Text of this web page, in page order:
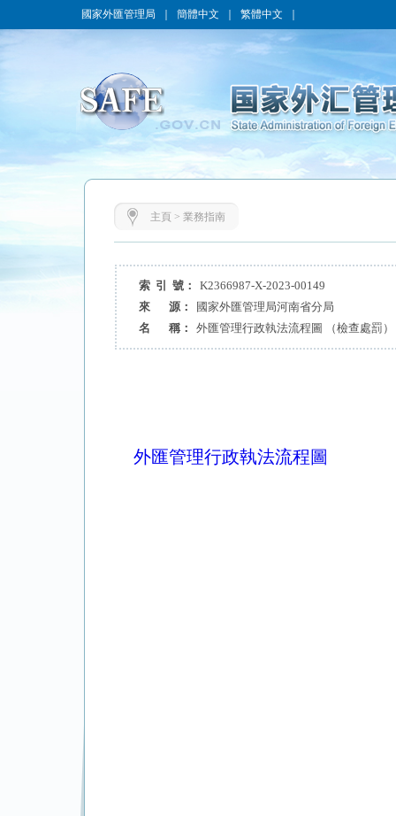
國家外匯管理局 簡體中文 繁體中文
主頁 > 業務指南
索 引 號：
K2366987-X-2023-00149
來 源：
國家外匯管理局河南省分局
名 稱：
外匯管理行政執法流程圖 （檢查處罰）
外匯管理行政執法流程圖